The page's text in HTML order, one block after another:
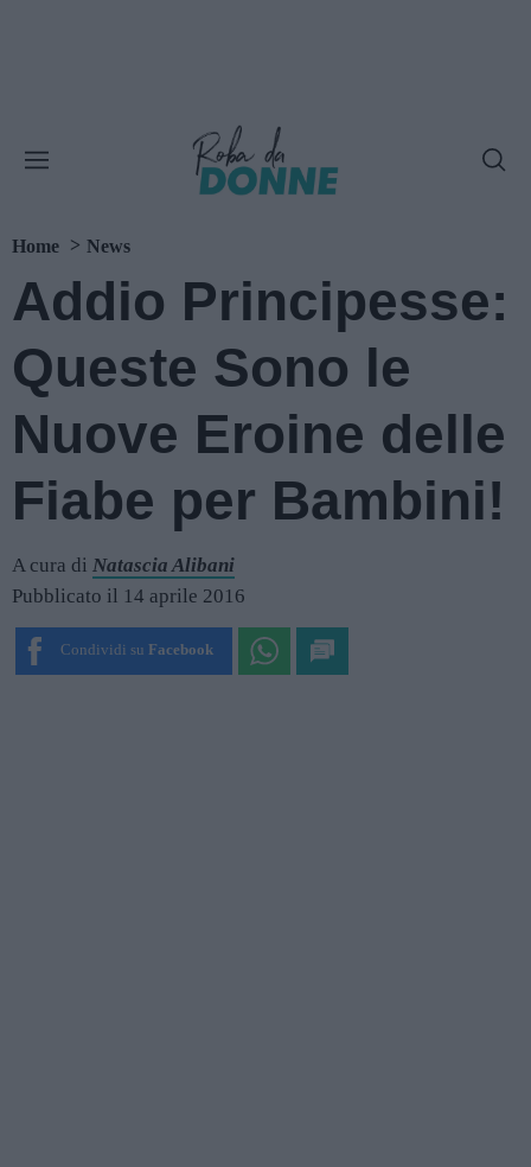
Home News
Addio Principesse:
Queste Sono le
Nuove Eroine delle
Fiabe per Bambini!
A cura di Natascia Alibani
Pubblicato il 14 aprile 2016
Condividi su Facebook